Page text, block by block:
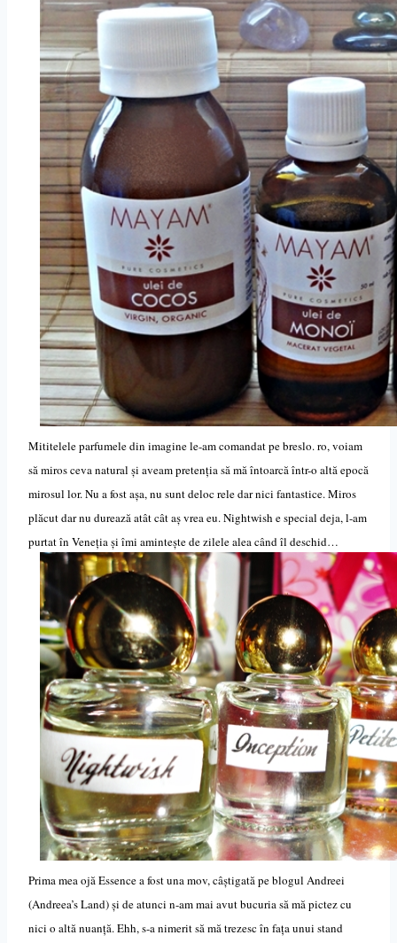
Mititelele parfumele din imagine le-am comandat pe breslo. ro, voiam
să miros ceva natural și aveam pretenția să mă întoarcă într-o altă epocă
mirosul lor. Nu a fost așa, nu sunt deloc rele dar nici fantastice. Miros
plăcut dar nu durează atât cât aș vrea eu. Nightwish e special deja, l-am
purtat în Veneția și îmi amintește de zilele alea când îl deschid…
Prima mea ojă Essence a fost una mov, câștigată pe blogul Andreei
(Andreea’s Land) și de atunci n-am mai avut bucuria să mă pictez cu
nici o altă nuanță. Ehh, s-a nimerit să mă trezesc în fața unui stand